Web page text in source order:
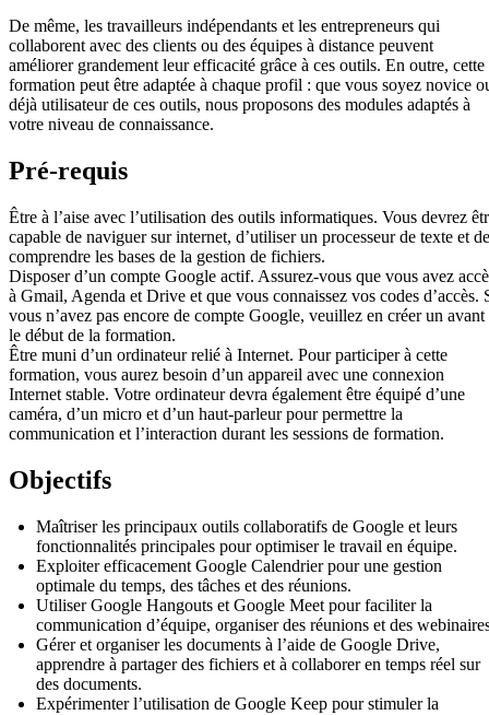
De même, les travailleurs indépendants et les entrepreneurs qui
collaborent avec des clients ou des équipes à distance peuvent
améliorer grandement leur efficacité grâce à ces outils. En outre, cette
formation peut être adaptée à chaque profil : que vous soyez novice
déjà utilisateur de ces outils, nous proposons des modules adaptés à
votre niveau de connaissance.
Pré-requis
Être à l’aise avec l’utilisation des outils informatiques. Vous devrez
capable de naviguer sur internet, d’utiliser un processeur de texte et de
comprendre les bases de la gestion de fichiers.
Disposer d’un compte Google actif. Assurez-vous que vous avez
à Gmail, Agenda et Drive et que vous connaissez vos codes d’accès.
vous n’avez pas encore de compte Google, veuillez en créer un avant
le début de la formation.
Être muni d’un ordinateur relié à Internet. Pour participer à cette
formation, vous aurez besoin d’un appareil avec une connexion
Internet stable. Votre ordinateur devra également être équipé d’une
caméra, d’un micro et d’un haut-parleur pour permettre la
communication et l’interaction durant les sessions de formation.
Objectifs
Maîtriser les principaux outils collaboratifs de Google et leurs
fonctionnalités principales pour optimiser le travail en équipe.
Exploiter efficacement Google Calendrier pour une gestion
optimale du temps, des tâches et des réunions.
Utiliser Google Hangouts et Google Meet pour faciliter la
communication d’équipe, organiser des réunions et des
Gérer et organiser les documents à l’aide de Google Drive,
apprendre à partager des fichiers et à collaborer en temps réel sur
des documents.
Expérimenter l’utilisation de Google Keep pour stimuler la